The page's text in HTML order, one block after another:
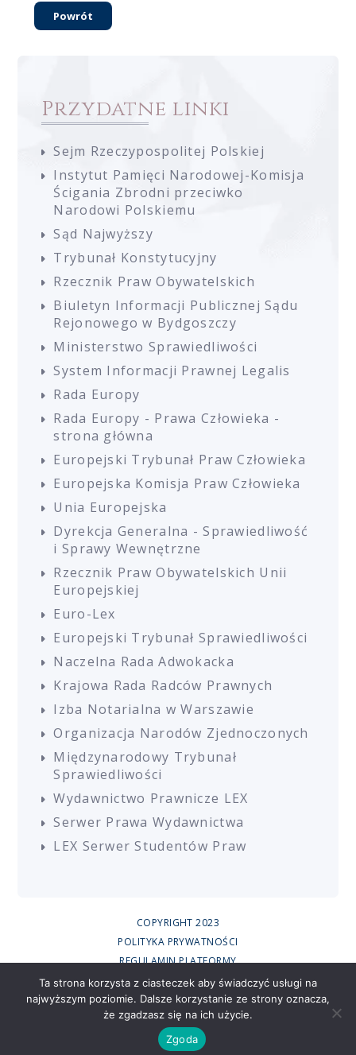
Powrót
Przydatne linki
Sejm Rzeczypospolitej Polskiej
Instytut Pamięci Narodowej-Komisja
Ścigania Zbrodni przeciwko
Narodowi Polskiemu
Sąd Najwyższy
Trybunał Konstytucyjny
Rzecznik Praw Obywatelskich
Biuletyn Informacji Publicznej Sądu
Rejonowego w Bydgoszczy
Ministerstwo Sprawiedliwości
System Informacji Prawnej Legalis
Rada Europy
Rada Europy - Prawa Człowieka -
strona główna
Europejski Trybunał Praw Człowieka
Europejska Komisja Praw Człowieka
Unia Europejska
Dyrekcja Generalna - Sprawiedliwość
i Sprawy Wewnętrzne
Rzecznik Praw Obywatelskich Unii
Europejskiej
Euro-Lex
Europejski Trybunał Sprawiedliwości
Naczelna Rada Adwokacka
Krajowa Rada Radców Prawnych
Izba Notarialna w Warszawie
Organizacja Narodów Zjednoczonych
Międzynarodowy Trybunał
Sprawiedliwości
Wydawnictwo Prawnicze LEX
Serwer Prawa Wydawnictwa
LEX Serwer Studentów Praw
COPYRIGHT 2023
POLITYKA PRYWATNOŚCI
REGULAMIN PLATFORMY
REGULAMIN SZKOLEŃ
UCZESTNICY SZKOLEŃ ONLINE
RODO
CREATED BY
Ta strona korzysta z ciasteczek aby świadczyć usługi na
najwyższym poziomie. Dalsze korzystanie ze strony oznacza,
że zgadzasz się na ich użycie.
Zgoda